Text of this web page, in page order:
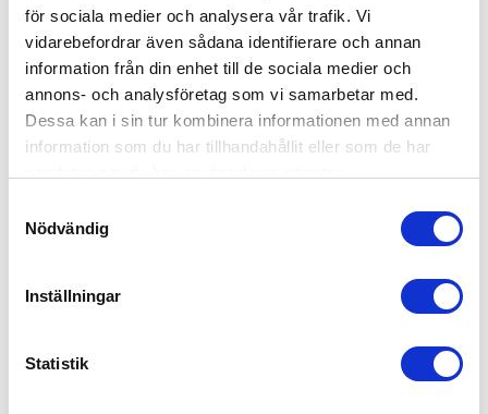
för sociala medier och analysera vår trafik. Vi
vidarebefordrar även sådana identifierare och annan
information från din enhet till de sociala medier och
annons- och analysföretag som vi samarbetar med.
Dessa kan i sin tur kombinera informationen med annan
information som du har tillhandahållit eller som de har
Nödvändig
Inställningar
Statistik